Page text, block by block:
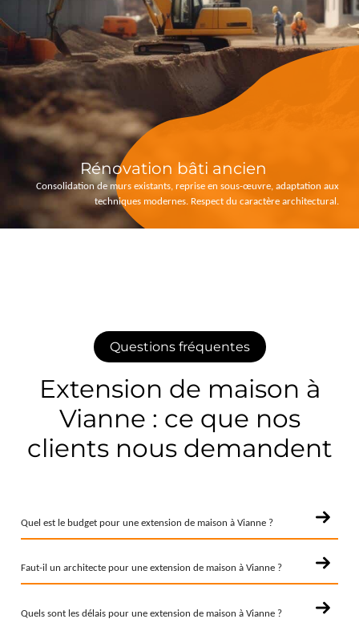
Rénovation bâti ancien
Consolidation de murs existants, reprise en sous-œuvre, adaptation aux
techniques modernes. Respect du caractère architectural.
Questions fréquentes
Extension de maison à
Vianne : ce que nos
clients nous demandent
Quel est le budget pour une extension de maison à Vianne ? +
comptez entre 30 000 et 60 000 € selon les prestations incluses (hors
toiture et second œuvre). Un garage simple oscille entre 15 000 et 25
gratuitement.
Faut-il un architecte pour une extension de maison à Vianne ? +
après travaux dépasse 150 m². En dessous de ce seuil, un particulier
Quels sont les délais pour une extension de maison à Vianne ? +